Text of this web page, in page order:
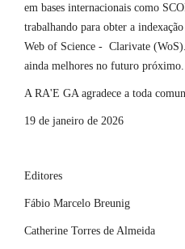
em bases internacionais como
trabalhando para obter a
Web of Science - Clarivate
ainda melhores no futuro
A RA'E GA agradece a toda
19 de janeiro de 2026
Editores
Fábio Marcelo Breunig
Catherine Torres de Almeida